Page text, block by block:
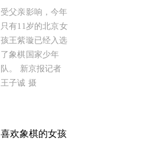
受父亲影响，今年
只有11岁的北京女
孩王紫璇已经入选
了象棋国家少年
队。 新京报记者
王子诚 摄
喜欢象棋的女孩